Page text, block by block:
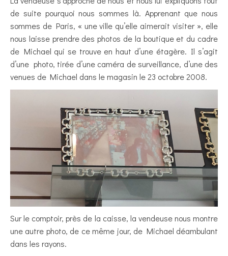
de suite pourquoi nous sommes là. Apprenant que nous
sommes de Paris, « une ville qu’elle aimerait visiter », elle
nous laisse prendre des photos de la boutique et du cadre
de Michael qui se trouve en haut d’une étagère. Il s’agit
d’une photo, tirée d’une caméra de surveillance, d’une des
venues de Michael dans le magasin le 23 octobre 2008.
Sur le comptoir, près de la caisse, la vendeuse nous montre
une autre photo, de ce même jour, de Michael déambulant
dans les rayons.